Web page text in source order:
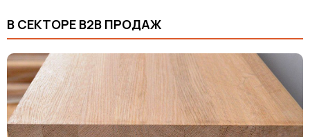
В СЕКТОРЕ В2В ПРОДАЖ